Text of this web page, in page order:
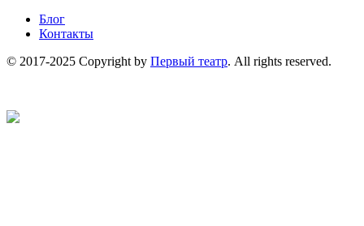
Блог
Контакты
© 2017-2025 Copyright by Первый театр. All rights reserved.